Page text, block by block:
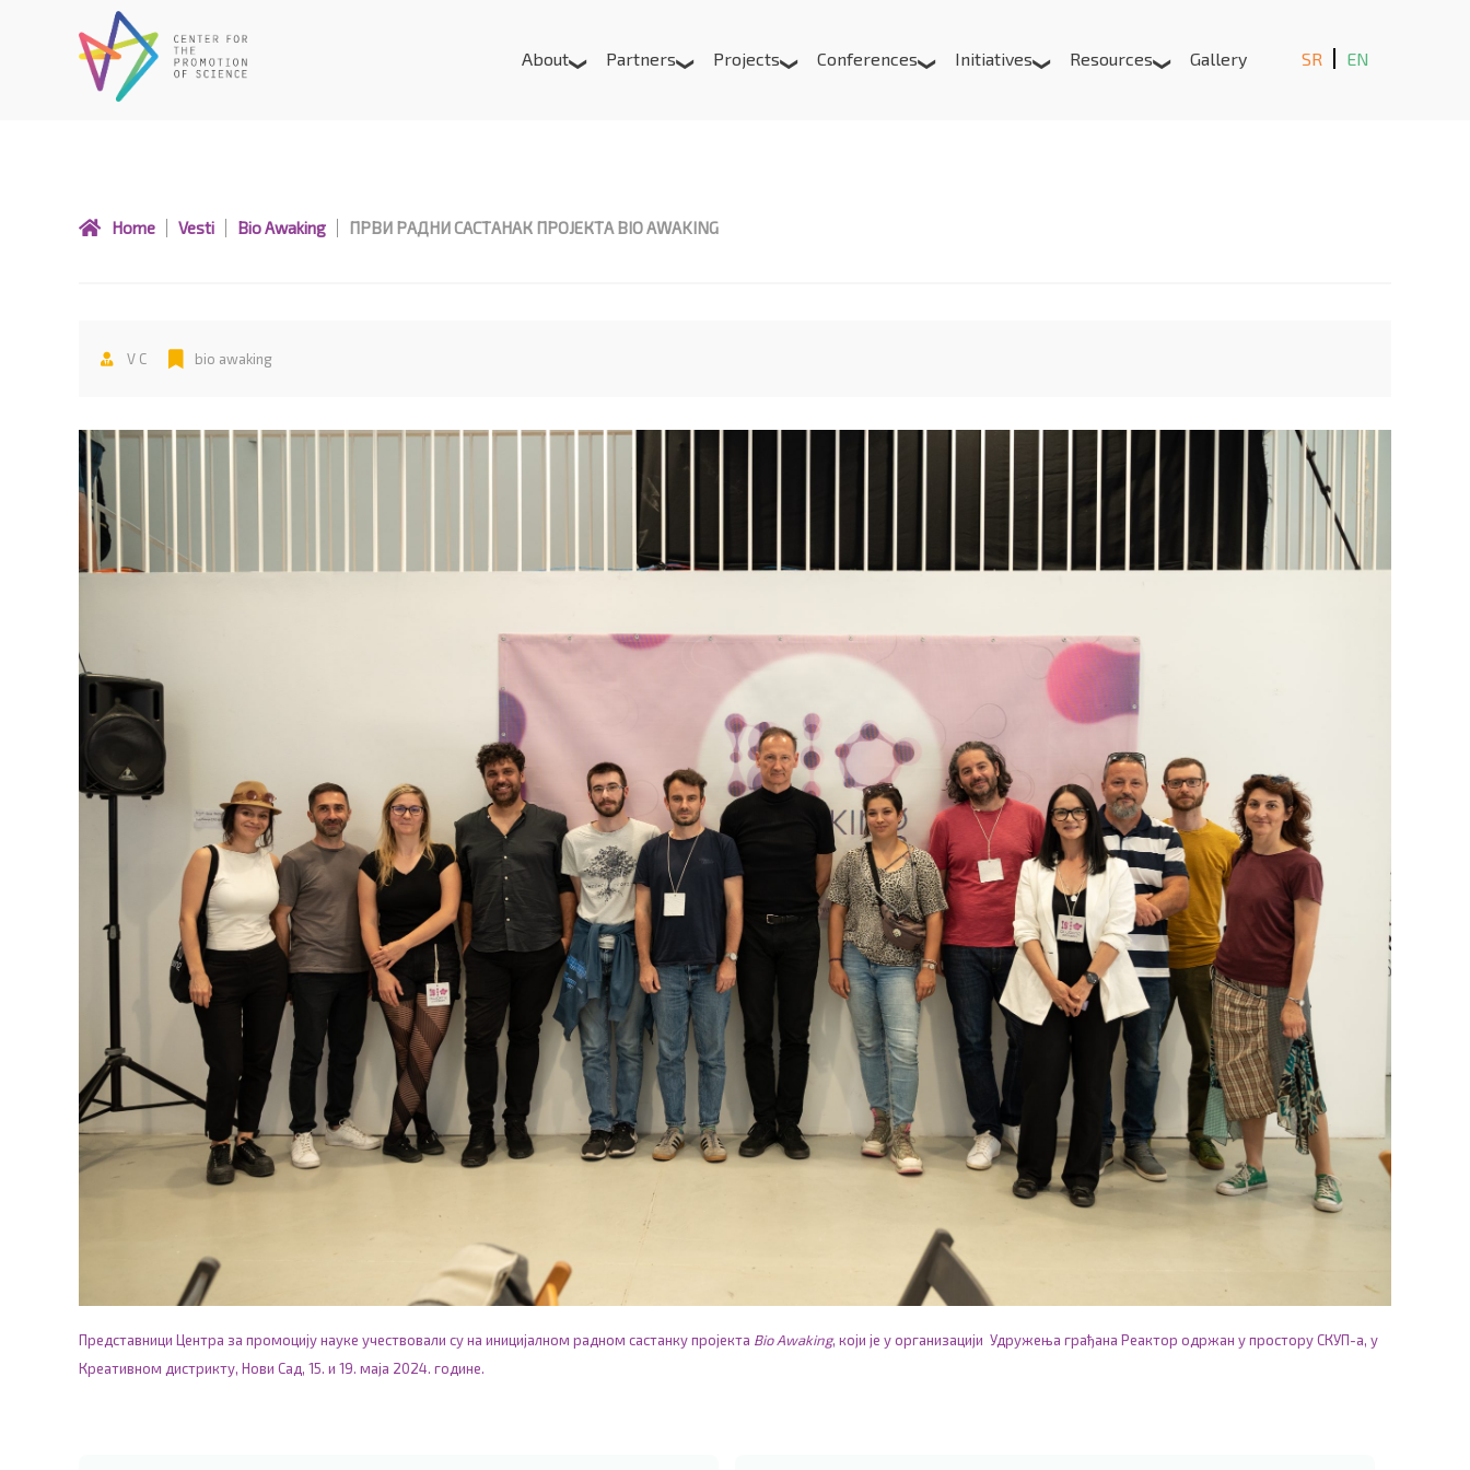
About Partners Projects Conferences Initiatives Resources Gallery SR EN
Home Vesti Bio Awaking ПРВИ РАДНИ САСТАНАК ПРОЈЕКТА BIO AWAKING
V C bio awaking
Представници Центра за промоцију науке учествовали су на иницијалном радном састанку пројекта Bio Awaking, који је у организацији Удружења грађана Реактор одржан у простору СКУП-а, у
Креативном дистрикту, Нови Сад, 15. и 19. маја 2024. године.